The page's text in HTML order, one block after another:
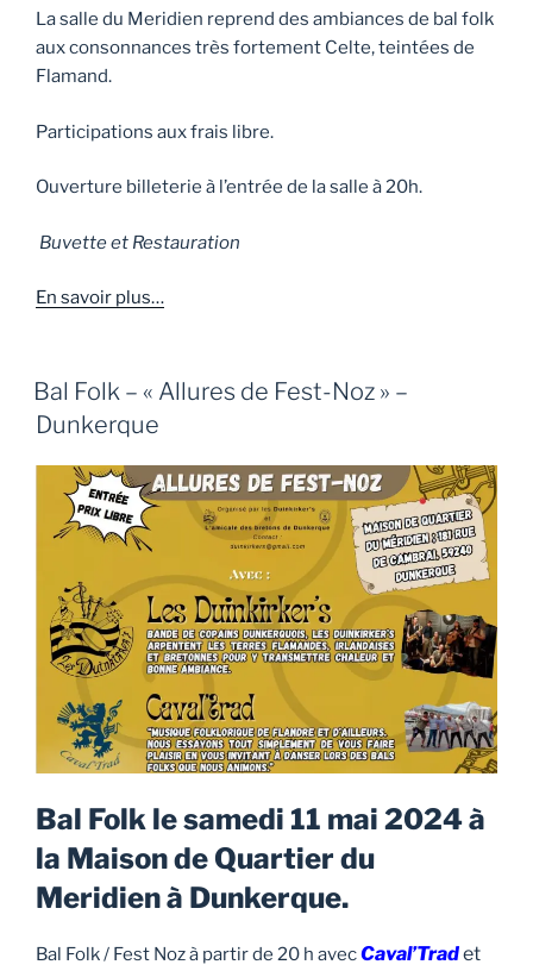
La salle du Meridien reprend des ambiances de bal folk
aux consonnances très fortement Celte, teintées de
Flamand.
Participations aux frais libre.
Ouverture billeterie à l’entrée de la salle à 20h.
Buvette et Restauration
En savoir plus…
Bal Folk – « Allures de Fest-Noz » –
Dunkerque
Bal Folk le samedi 11 mai 2024 à
la Maison de Quartier du
Meridien à Dunkerque.
Bal Folk / Fest Noz à partir de 20 h avecCaval’Tradet